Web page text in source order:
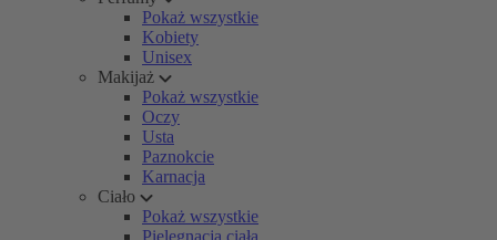
Pokaż wszystkie
Kobiety
Unisex
Makijaż
Pokaż wszystkie
Oczy
Usta
Paznokcie
Karnacja
Ciało
Pokaż wszystkie
Pielęgnacja ciała